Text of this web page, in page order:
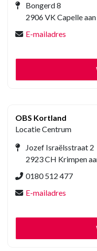
Bongerd 8
2906 VK Capelle
E-mailadres
OBS Kortland
Locatie Centrum
Jozef Israëlsstraat 2
2923 CH Krimpen
0180 512 477
E-mailadres